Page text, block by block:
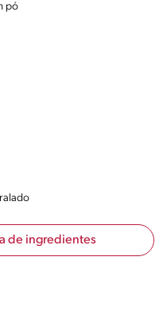
pó
de ingredientes